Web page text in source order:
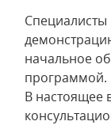
начальное
программой.
В настоящее